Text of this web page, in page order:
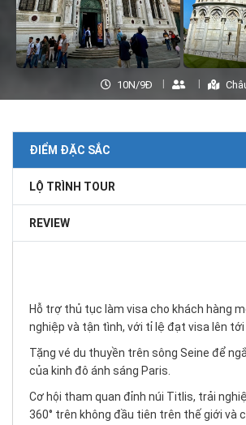
10N/9Đ
ĐIỂM ĐẶC SẮC
LỘ TRÌNH TOUR
REVIEW
Hỗ trợ thủ tục làm visa cho khách hàng
nghiệp và tận tình, với tỉ lệ đạt visa lên tới
Tặng vé du thuyền trên sông Seine để
của kinh đô ánh sáng Paris.
Cơ hội tham quan đỉnh núi Titlis, trải
360° trên không đầu tiên trên thế giới và